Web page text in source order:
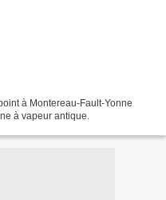
à Montereau-Fault-Yonne
à vapeur antique.